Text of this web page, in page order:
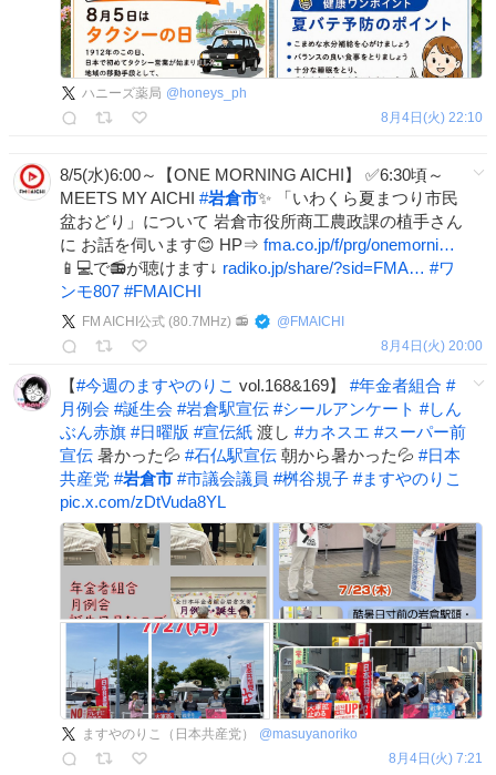
ハニーズ薬局 @ honeys_ph
8月4日(火) 22:10
8/5(水)6:00～【ONE MORNING AICHI】 ✅6:30頃～
MEETS MY AICHI #岩倉市✨ 「いわくら夏まつり市民
盆おどり」について 岩倉市役所商工農政課の植手さん
に お話を伺います😊 HP⇒ fma.co.jp/f/prg/onemorni…
📱💻で📻が聴けます↓ radiko.jp/share/?sid=FMA… #ワ
ンモ807 #FMAICHI
FM AICHI公式 (80.7MHz) 📻 @ FMAICHI
8月4日(火) 20:00
【#今週のますやのりこ vol.168&169】 #年金者組合 #
月例会 #誕生会 #岩倉駅宣伝 #シールアンケート #しん
ぶん赤旗 #日曜版 #宣伝紙 渡し #カネスエ #スーパー前
宣伝 暑かった💦 #石仏駅宣伝 朝から暑かった💦 #日本
共産党 #岩倉市 #市議会議員 #桝谷規子 #ますやのりこ
pic.x.com/zDtVuda8YL
ますやのりこ（日本共産党） @masuyanoriko
8月4日(火) 7:21